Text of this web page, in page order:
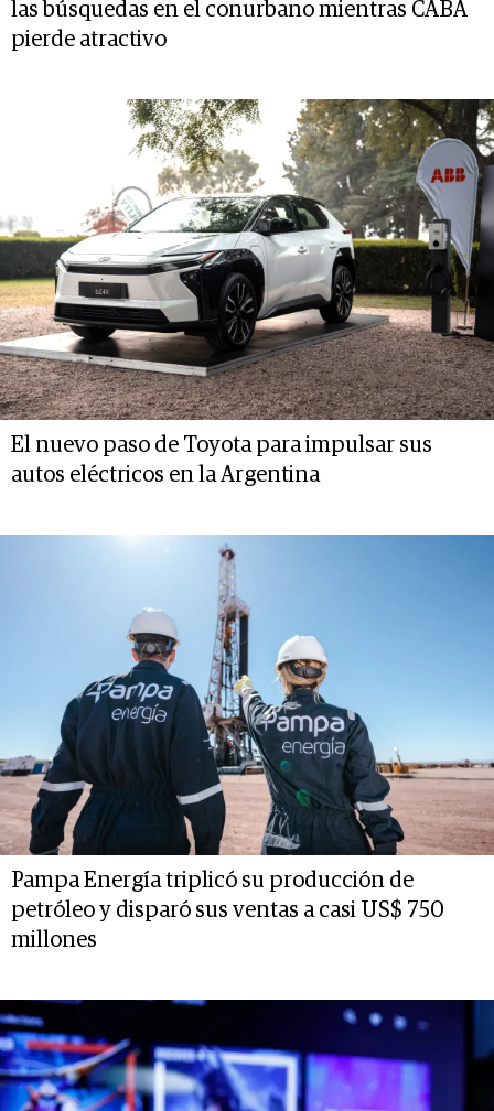
las búsquedas en el conurbano mientras CABA
pierde atractivo
El nuevo paso de Toyota para impulsar sus
autos eléctricos en la Argentina
Pampa Energía triplicó su producción de
petróleo y disparó sus ventas a casi US$ 750
millones